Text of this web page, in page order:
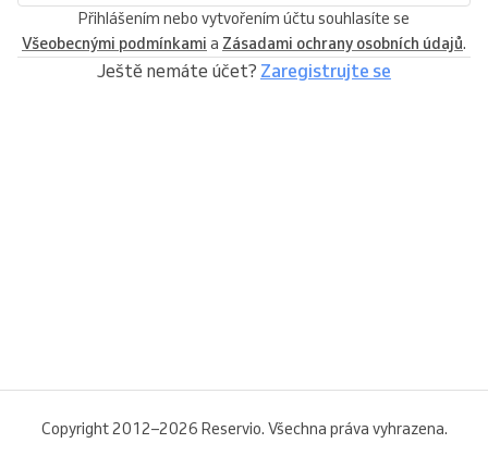
Přihlášením nebo vytvořením účtu souhlasíte se
Všeobecnými podmínkami a Zásadami ochrany osobních údajů.
Ještě nemáte účet? Zaregistrujte se
Copyright 2012–2026 Reservio. Všechna práva vyhrazena.